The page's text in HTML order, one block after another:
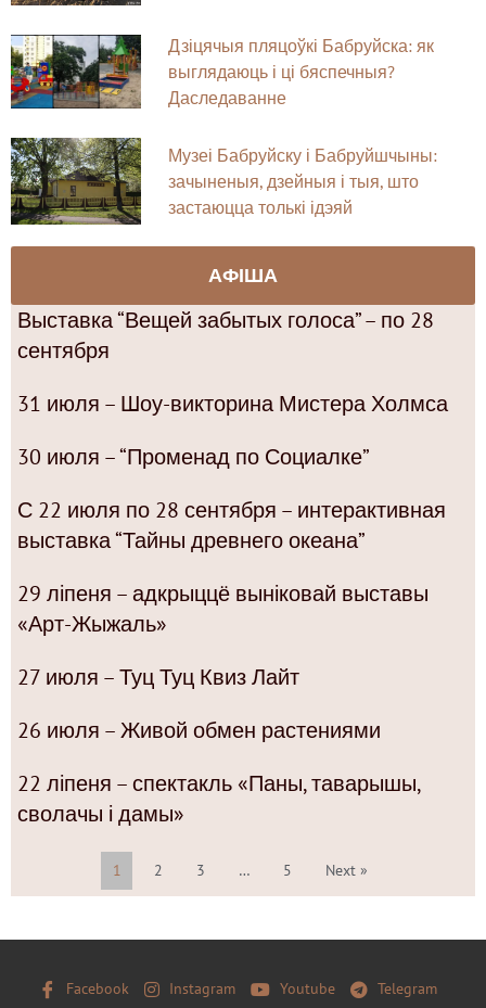
Дзіцячыя пляцоўкі Бабруйска: як
выглядаюць і ці бяспечныя?
Даследаванне
Музеі Бабруйску і Бабруйшчыны:
зачыненыя, дзейныя і тыя, што
застаюцца толькі ідэяй
АФІША
Выставка “Вещей забытых голоса” – по 28
сентября
31 июля – Шоу-викторина Мистера Холмса
30 июля – “Променад по Социалке”
С 22 июля по 28 сентября – интерактивная
выставка “Тайны древнего океана”
29 ліпеня – адкрыццё выніковай выставы
«Арт-Жыжаль»
27 июля – Туц Туц Квиз Лайт
26 июля – Живой обмен растениями
22 ліпеня – спектакль «Паны, таварышы,
сволачы і дамы»
1 2 3 … 5 Next »
Facebook Instagram Youtube Telegram